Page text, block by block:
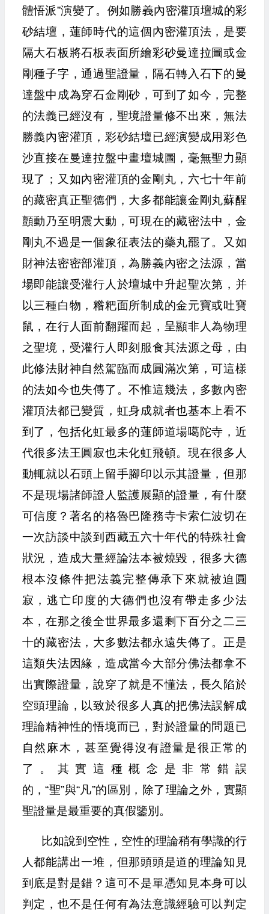
體悟派”演變了。例如勝義內密灌頂壇城的彩
砂結壇，蓮師時代的這個內密灌頂法，是要
隔大石板將石板表面所繪彩砂曼達拉圖或金
剛種子字，通過聖證量，隔石轉入石下的曼
達盤中成為穿石金剛砂，可到了如今，完整
的法義已經沒有，聖境證量修不出來，無法
勝義內密灌頂，彩砂結壇已經演變成用彩色
沙直接在曼達拉盤中畫壇城圖，毫無聖力顯
現了；又如內密灌頂的金剛丸，六七十年前
的藏密真正聖德們，大多都能讓金剛丸蘇醒
顫動乃至明震大動，可現在的藏密法中，金
剛丸不過是一個象征表法的藥丸罷了。又如
財神法密密部灌頂，為勝義內密之法源，當
場即能讓受灌行人於壇城中升起聖次第，并
以三種白物，糌粑面所制成的金元寶或吐寶
鼠，在行人面前翻躍而起，呈顯非人為物理
之聖境，受灌行人即刻服食其法源之母，由
此修法財神自然駕臨而成圓滿次第，可這樣
的法如今也失傳了。不惟這幾法，多數內密
灌頂法都已變質，虹身成就者也基本上看不
到了，包括化虹最多的蓮師道場噶陀寺，近
代很多法王圓寂也未化虹飛頓。現在很多人
動輒就以石頭上留手腳印以示其證量，但那
不是現場諸師證人監護展顯的證量，有什麼
可信度？著名的格魯巴隆務寺卡索仁波切在
一次訪談中談到西藏五六十年代的特殊社會
狀況，造成大量經論法本被燒毀，很多大德
根本沒條件把法義完整傳承下來就被迫圓
寂，逃亡印度的大德們也沒有帶走多少法
本，在那之後全世界最多還剩下百分之二三
十的藏密法，大多數法都永遠失傳了。正是
這類失法因緣，造成當今大部分佛法都拿不
出實際證量，說穿了就是不懂法，長久陷於
空頭理論，以致於很多人真的把佛法誤解成
理論精神性的悟境而已，對於證量的問題已
自然麻木，甚至覺得沒有證量是很正常的
了。其實這種概念是非常錯誤
的，“聖”與“凡”的區別，除了理論之外，實顯
聖證量是最重要的真假鑒別。
比如說到空性，空性的理論稍有學識的行
人都能講出一堆，但那頭頭是道的理論知見
到底是對是錯？這可不是單憑知見本身可以
判定，也不是任何有為法意識經驗可以判定